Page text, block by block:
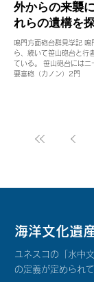
外からの来襲
れらの遺構を
鳴門方面砲台群見学記
ら、続いて笹山砲台と行
ている。 笹山砲台には
要塞砲（カノン）2
うずしおに立てられて
策を取りやめ 孫崎先端
行者嶽砲台はいくつか見
海洋文化遺
ユネスコの「水中
の定義が定められて